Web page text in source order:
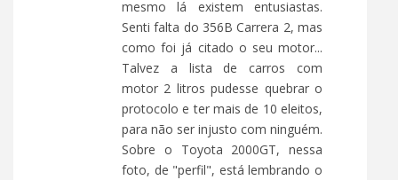
mesmo lá existem entusiastas.
Senti falta do 356B Carrera 2, mas
como foi já citado o seu motor...
Talvez a lista de carros com
motor 2 litros pudesse quebrar o
protocolo e ter mais de 10 eleitos,
para não ser injusto com ninguém.
Sobre o Toyota 2000GT, nessa
foto, de "perfil", está lembrando o